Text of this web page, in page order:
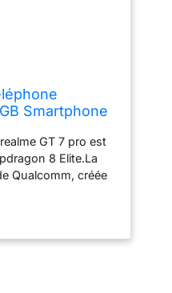
Smartphone
Appareil
de
GT 7 pro est
8 Elite.La
Qualcomm, créée
architecture à
de Qualcomm
sans
avec IA：Le